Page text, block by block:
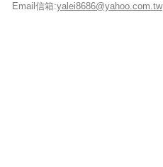
Email信箱:yalei8686@yahoo.com.tw